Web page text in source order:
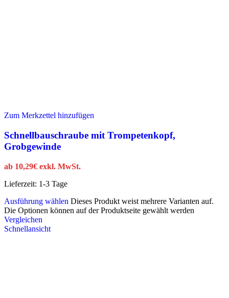
Zum Merkzettel hinzufügen
Schnellbauschraube mit Trompetenkopf,
Grobgewinde
ab 10,29€ exkl. MwSt.
Lieferzeit: 1-3 Tage
Ausführung wählen Dieses Produkt weist mehrere Varianten auf.
Die Optionen können auf der Produktseite gewählt werden
Vergleichen
Schnellansicht